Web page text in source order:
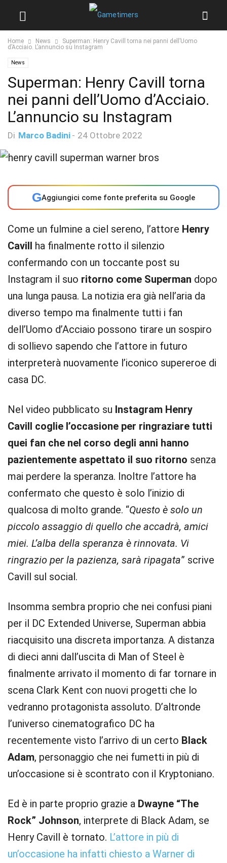
Home News
Superman: Henry Cavill torna nei panni dell’Uomo
d’Acciaio. L’annuncio su Instagram
News
Superman: Henry Cavill torna
nei panni dell’Uomo d’Acciaio.
L’annuncio su Instagram
Di Marco Badini - 24 Ottobre 2022
GAggiungici come fonte preferita su Google
Come un fulmine a ciel sereno, l’attore Henry
Cavill ha finalmente rotto il silenzio
confermando con un toccante post su
Instagram il suo ritorno come Superman dopo
una lunga pausa. La notizia era già nell’aria da
diverso tempo ma finalmente tutti i fan
dell’Uomo d’Acciaio possono tirare un sospiro
di sollievo sapendo che l’attore in futuro
interpreterà nuovamente l’iconico supereroe di
casa DC.
Nel video pubblicato su Instagram Henry
Cavill coglie l’occasione per ringraziare tutti
quei fan che nel corso degli anni hanno
pazientemente aspettato il suo ritorno senza
mai perdere la speranza. Inoltre l’attore ha
confermato che questo è solo l’inizio di
qualcosa di molto grande. “Questo è solo un
piccolo assaggio di quello che accadrà, amici
miei. L’alba della speranza è rinnovata. Vi
ringrazio per la pazienza, sarà ripagata” scrive
Cavill sul social.
Insomma sembra proprio che nei confusi piani
per il DC Extended Universe, Superman abbia
riacquisito una discreta importanza. A distanza
di dieci anni dall’uscita di Man of Steel è
finalmente arrivato il momento di far tornare in
scena Clark Kent con nuovi progetti che lo
vedranno protagonista assoluto. D’altronde
l’universo cinematografico DC ha
recentemente visto l’arrivo di un certo Black
Adam, personaggio che nei fumetti in più di
un’occasione si è scontrato con il Kryptoniano.
Ed è in parte proprio grazie a Dwayne “The
Rock” Johnson, interprete di Black Adam, se
Henry Cavill è tornato. L’attore in più di
un’occasione ha infatti chiesto a Warner di